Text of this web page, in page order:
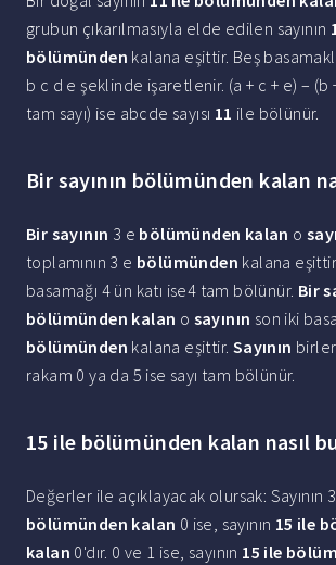
grubun çıkarılmasıyla elde edilen sayının
bölümünden kalana eşittir. Beş
b c d e şeklinde işaretlenir. (a + c + e) – (b
tam sayı) ise abcde sayısı 11 ile bölünür.
Bir sayının bölümünden kalan
Bir sayının 3 e bölümünden kalan o
toplamının 3 e bölümünden kalana
basamağı 4 ün katı ise4 tam bölünür. Bir
bölümünden kalan o sayının son iki
bölümünden kalana eşittir. Sayının
rakam 0 ya da 5 ise sayı tam bölünür.
15 ile bölümünden kalan nasıl
Değerler ile açıklayacak olursak: Sayının
bölümünden kalan 0 ise, sayının 15 ile
kalan 0'dır. 0 ve 1 ise, sayının 15 ile